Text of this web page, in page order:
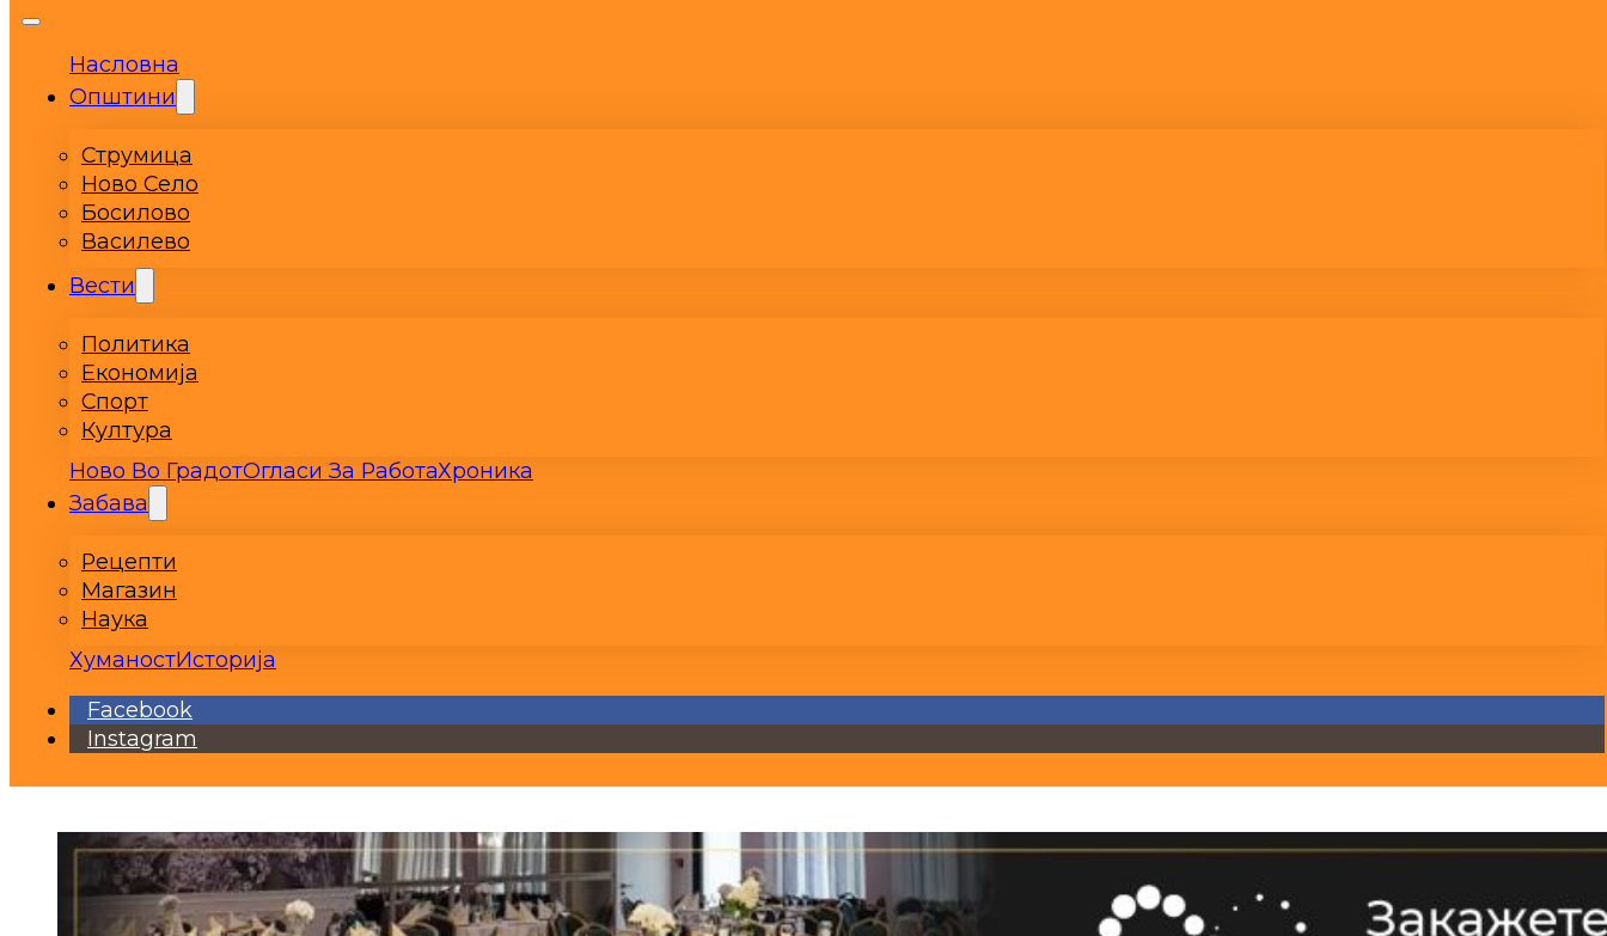
Насловна
Општини
Струмица
Ново Село
Босилово
Василево
Вести
Политика
Економија
Спорт
Култура
Ново Во ГрадотОгласи За РаботаХроника
Забава
Рецепти
Магазин
Наука
ХуманостИсторија
Facebook
Instagram